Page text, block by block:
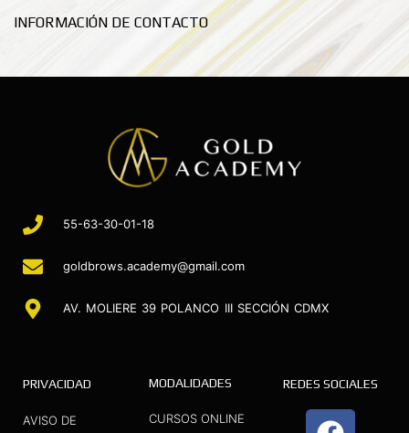
INFORMACIÓN DE CONTACTO
55-63-30-01-18
goldbrows.academy@gmail.com
AV. MOLIERE 39 POLANCO III SECCIÓN CDMX
PRIVACIDAD
AVISO DE
MODALIDADES
CURSOS ONLINE
REDES SOCIALES
F
I
Y